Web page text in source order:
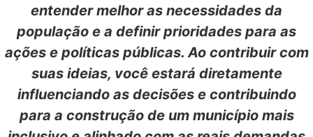
entender melhor as necessidades da
população e a definir prioridades para as
ações e políticas públicas. Ao contribuir com
suas ideias, você estará diretamente
influenciando as decisões e contribuindo
para a construção de um município mais